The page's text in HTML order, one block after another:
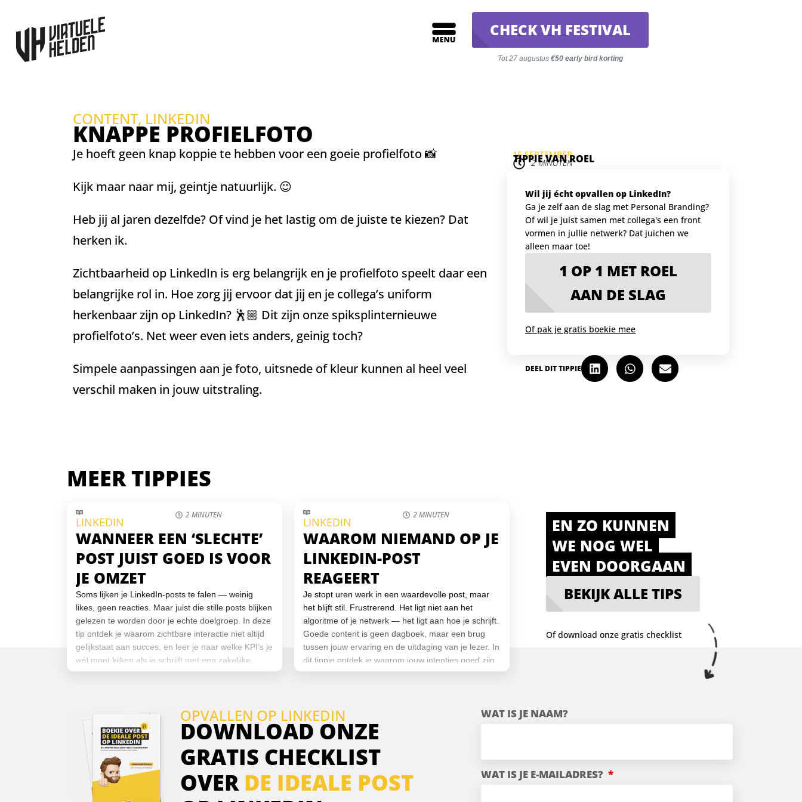
CHECK VH FESTIVAL
Tot 27 augustus €50 early bird korting
CONTENT, LINKEDIN
KNAPPE PROFIELFOTO
Je hoeft geen knap koppie te hebben voor een goeie profielfoto 📸
Kijk maar naar mij, geintje natuurlijk. 😉
Heb jij al jaren dezelfde? Of vind je het lastig om de juiste te kiezen? Dat
herken ik.
Zichtbaarheid op LinkedIn is erg belangrijk en je profielfoto speelt daar een
belangrijke rol in. Hoe zorg jij ervoor dat jij en je collega’s uniform
herkenbaar zijn op LinkedIn? 🕺🏼 Dit zijn onze spiksplinternieuwe
profielfoto’s. Net weer even iets anders, geinig toch?
Simpele aanpassingen aan je foto, uitsnede of kleur kunnen al heel veel
verschil maken in jouw uitstraling.
15 SEPTEMBER
TIPPIE VAN ROEL
2 MINUTEN
Wil jij écht opvallen op LinkedIn?
Ga je zelf aan de slag met Personal Branding?
Of wil je juist samen met collega's een front
vormen in jullie netwerk? Dat juichen we
alleen maar toe!
1 OP 1 MET ROEL
AAN DE SLAG
Of pak je gratis boekie mee
DEEL DIT TIPPIE
MEER TIPPIES
2 MINUTEN
LINKEDIN
WANNEER EEN ‘SLECHTE’
POST JUIST GOED IS VOOR
JE OMZET
Soms lijken je LinkedIn-posts te falen — weinig
likes, geen reacties. Maar juist die stille posts blijken
gelezen te worden door je echte doelgroep. In deze
tip ontdek je waarom zichtbare interactie niet altijd
gelijkstaat aan succes, en leer je naar welke KPI’s je
wél moet kijken als je schrijft met een zakelijke
intentie.
2 MINUTEN
LINKEDIN
WAAROM NIEMAND OP JE
LINKEDIN-POST
REAGEERT
Je stopt uren werk in een waardevolle post, maar
het blijft stil. Frustrerend. Het ligt niet aan het
algoritme of je netwerk — het ligt aan hoe je schrijft.
Goede content is geen dagboek, maar een brug
tussen jouw ervaring en de uitdaging van je lezer. In
dit tippie ontdek je waarom jouw intenties goed zijn,
maar je aanpak scherper mag. En hoe je schrijft
EN ZO KUNNEN
WE NOG WEL
EVEN DOORGAAN
BEKIJK ALLE TIPS
Of download onze gratis checklist
OPVALLEN OP LINKEDIN
DOWNLOAD ONZE
GRATIS CHECKLIST
OVER DE IDEALE POST
WAT IS JE NAAM?
WAT IS JE E-MAILADRES?